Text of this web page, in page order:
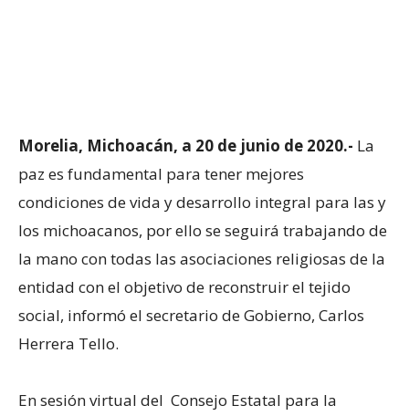
Morelia, Michoacán, a 20 de junio de 2020.- La
paz es fundamental para tener mejores
condiciones de vida y desarrollo integral para las y
los michoacanos, por ello se seguirá trabajando de
la mano con todas las asociaciones religiosas de la
entidad con el objetivo de reconstruir el tejido
social, informó el secretario de Gobierno, Carlos
Herrera Tello.
En sesión virtual del Consejo Estatal para la